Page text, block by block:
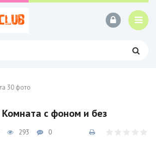
30 фото
с фоном и без
293 0